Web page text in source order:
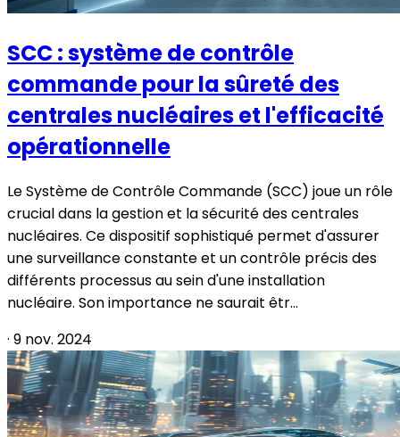
SCC : système de contrôle
commande pour la sûreté des
centrales nucléaires et l'efficacité
opérationnelle
Le Système de Contrôle Commande (SCC) joue un rôle
crucial dans la gestion et la sécurité des centrales
nucléaires. Ce dispositif sophistiqué permet d'assurer
une surveillance constante et un contrôle précis des
différents processus au sein d'une installation
nucléaire. Son importance ne saurait êtr...
· 9 nov. 2024